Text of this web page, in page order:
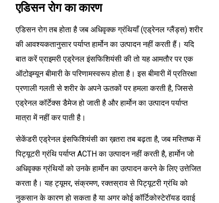
एडिसन रोग का कारण
एडिसन रोग तब होता है जब अधिवृक्क ग्रंथियाँ (एड्रेनल ग्लैंड्स) शरीर
की आवश्यकतानुसार पर्याप्त हार्मोन का उत्पादन नहीं करती हैं। यदि
बात करें प्राइमरी एड्रेनल इंसफिशियंसी की तो यह आमतौर पर एक
ऑटोइम्यून बीमारी के परिणामस्वरूप होता है। इस बीमारी में प्रतिरक्षा
प्रणाली गलती से शरीर के अपने ऊतकों पर हमला करती है, जिससे
एड्रेनल कॉर्टेक्स डैमेज हो जाती है और हार्मोन का उत्पादन पर्याप्त
मात्रा में नहीं कर पाती है।
सेकेंडरी एड्रेनल इंसफिशियंसी का ख़तरा तब बढ़ता है, जब मस्तिष्क में
पिट्यूटरी ग्रंथि पर्याप्त ACTH का उत्पादन नहीं करती है, हार्मोन जो
अधिवृक्क ग्रंथियों को उनके हार्मोन का उत्पादन करने के लिए उत्तेजित
करता है। यह ट्यूमर, संक्रमण, रक्तस्राव से पिट्यूटरी ग्रंथि को
नुकसान के कारण हो सकता है या अगर कोई कॉर्टिकोस्टेरॉयड दवाई